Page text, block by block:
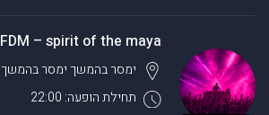
FDM – spirit of the maya
תחילת הופעה: 22:00
ימסר בהמשך ימסר בהמשך